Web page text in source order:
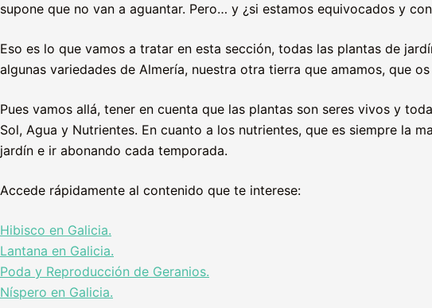
supone que no van a aguantar. Pero… y ¿si estamos equivocados y
Eso es lo que vamos a tratar en esta sección, todas las plantas de
algunas variedades de Almería, nuestra otra tierra que amamos, que
Pues vamos allá, tener en cuenta que las plantas son seres vivos y
Sol, Agua y Nutrientes. En cuanto a los nutrientes, que es siempre la
jardín e ir abonando cada temporada.
Accede rápidamente al contenido que te interese:
Hibisco en Galicia.
Lantana en Galicia.
Poda y Reproducción de Geranios.
Níspero en Galicia.